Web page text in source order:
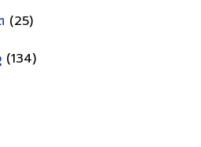
(25)
(134)